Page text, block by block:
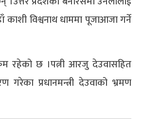
विश्वनाथ धाममा पूजाआजा गर्ने
रहेको छ ।पत्नी आरजु देउवासहित
गरेका प्रधानमन्त्री देउवाको भ्रमण